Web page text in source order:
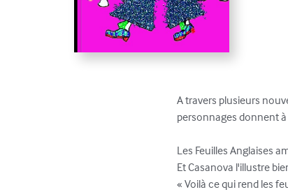
A travers plusieurs
personnages donnent
Les Feuilles Anglaises
Et Casanova l'illustre
« Voilà ce qui rend les